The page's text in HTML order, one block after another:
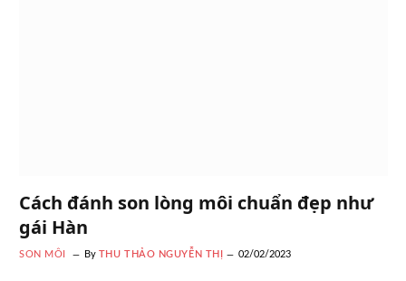
Cách đánh son lòng môi chuẩn đẹp như
gái Hàn
SON MÔI By THU THẢO NGUYỄN THỊ 02/02/2023